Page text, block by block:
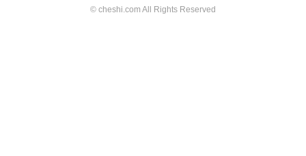
© cheshi.com All Rights Reserved